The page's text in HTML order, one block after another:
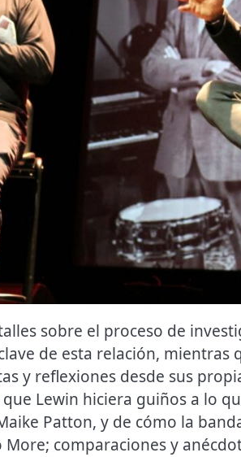
sobre el proceso de
de esta relación, mientras
y reflexiones desde sus
Lewin hiciera guiños a lo
Patton, y de cómo la
comparaciones y